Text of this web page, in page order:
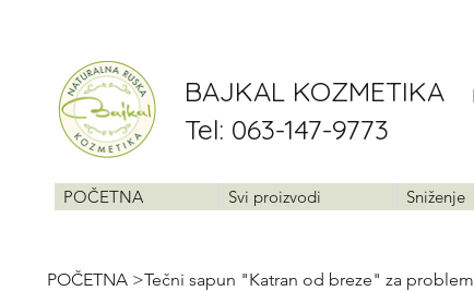
BAJKAL KOZMETIKA
Tel: 063-147-9773
POČETNA Svi proizvodi Sniženje
POČETNA >Tečni sapun "Katran od breze" za